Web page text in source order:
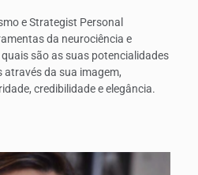
e Strategist Personal
da neurociência e
são as suas potencialidades
através da sua imagem,
credibilidade e elegância.